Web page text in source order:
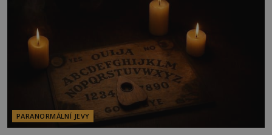
PARANORMÁLNÍ JEVY